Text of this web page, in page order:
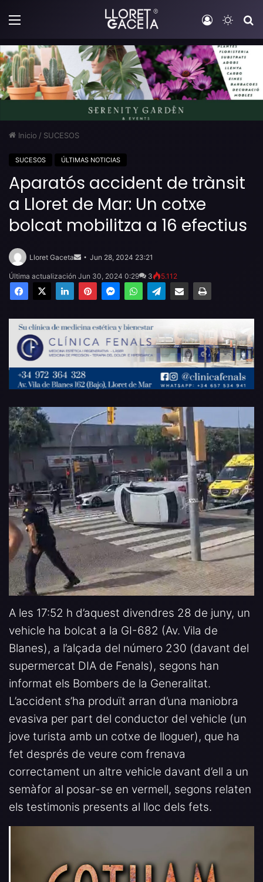
Menú Iniciar
Inicio / SUCESOS
SUCESOS ÚLTIMAS NOTICIAS
Aparatós accident de trànsit
a Lloret de Mar: Un cotxe
bolcat mobilitza a 16 efectius
Lloret Gaceta
email
Jun 28, 2024 23:21
Última actualización Jun 30, 2024 0:29 3 5.112
Facebook
X LinkedInPinterestMessengerWhatsAppTelegramCompartir por email Imprimir
A les 17:52 h d’aquest divendres 28 de juny, un
vehicle ha bolcat a la GI-682 (Av. Vila de
Blanes), a l’alçada del número 230 (davant del
supermercat DIA de Fenals), segons han
informat els Bombers de la Generalitat.
L’accident s’ha produït arran d’una maniobra
evasiva per part del conductor del vehicle (un
jove turista amb un cotxe de lloguer), que ha
fet després de veure com frenava
correctament un altre vehicle davant d’ell a un
semàfor al posar-se en vermell, segons relaten
els testimonis presents al lloc dels fets.